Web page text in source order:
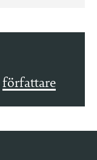
författare